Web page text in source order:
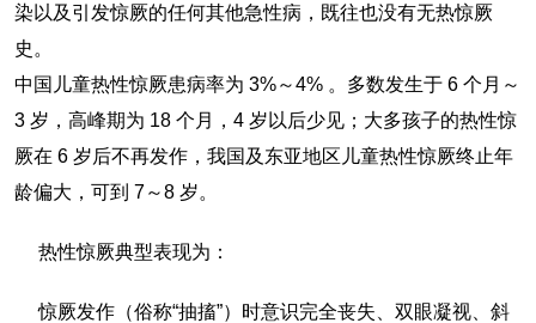
染以及引发惊厥的任何其他急性病，既往也没有无热惊厥
史。
中国儿童热性惊厥患病率为 3%～4% 。多数发生于 6 个月～
3 岁，高峰期为 18 个月，4 岁以后少见；大多孩子的热性惊
厥在 6 岁后不再发作，我国及东亚地区儿童热性惊厥终止年
龄偏大，可到 7～8 岁。
热性惊厥典型表现为：
惊厥发作（俗称“抽搐”）时意识完全丧失、双眼凝视、斜